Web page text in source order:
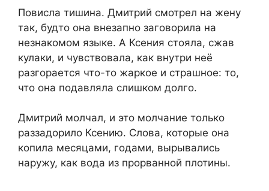
Повисла тишина. Дмитрий смотрел на жену
так, будто она внезапно заговорила на
незнакомом языке. А Ксения стояла, сжав
кулаки, и чувствовала, как внутри неё
разгорается что-то жаркое и страшное: то,
что она подавляла слишком долго.
Дмитрий молчал, и это молчание только
раззадорило Ксению. Слова, которые она
копила месяцами, годами, вырывались
наружу, как вода из прорванной плотины.